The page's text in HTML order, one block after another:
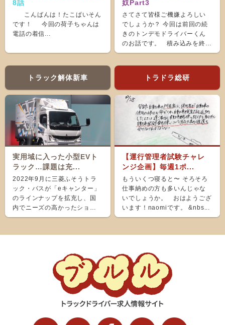
8話
こんばんは！たこぱいそん
です！ 今回の荷子ちゃんは
電話の着信...
奴Part3
さてさて皆様ご機嫌よろしい
でしょうか？ 今回は前回の続
きのトンデモドライバーくん
のお話です。 積み込みを終
え、ホッと...
トラック解体新車
実用域に入った小型EVト
ラック…課題は充...
2022年9月に三菱ふそうトラ
ック・バスが「eキャンター」
のラインナップを拡充し、国
内でニーズの高かったショー
ト＆ナローボディ（G...
トラドラ総研
【運行管理者試験チャレ
ンジ企画】毎週1ポ...
もういくつ寝ると〜 そろそろ
仕事納めの方も多いんじゃな
いでしょうか。 おはようござ
います！naomiです。 &nbs...